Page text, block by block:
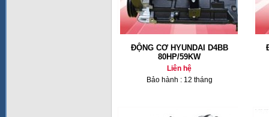
ĐỘNG CƠ HYUNDAI D4BB
80HP/59KW
Liên hệ
Bảo hành : 12 tháng